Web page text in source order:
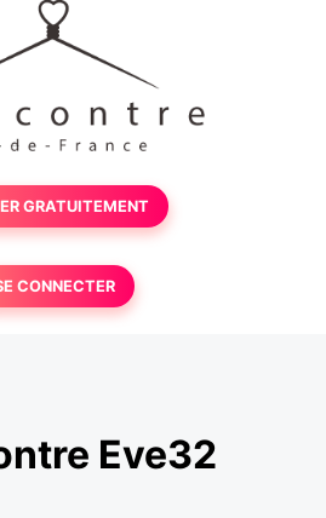
GRATUITEMENT
CONNECTER
Eve32